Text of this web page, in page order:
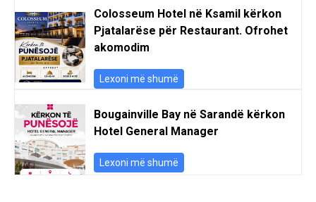
Colosseum Hotel në Ksamil kërkon
Pjatalarëse për Restaurant. Ofrohet
akomodim
Lexoni më shumë
Bougainville Bay në Sarandë kërkon
Hotel General Manager
Lexoni më shumë